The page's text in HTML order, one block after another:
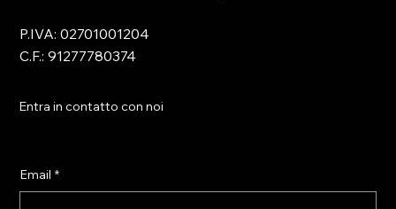
P.IVA: 02701001204
C.F.: 91277780374
Entra in contatto con noi
Email *